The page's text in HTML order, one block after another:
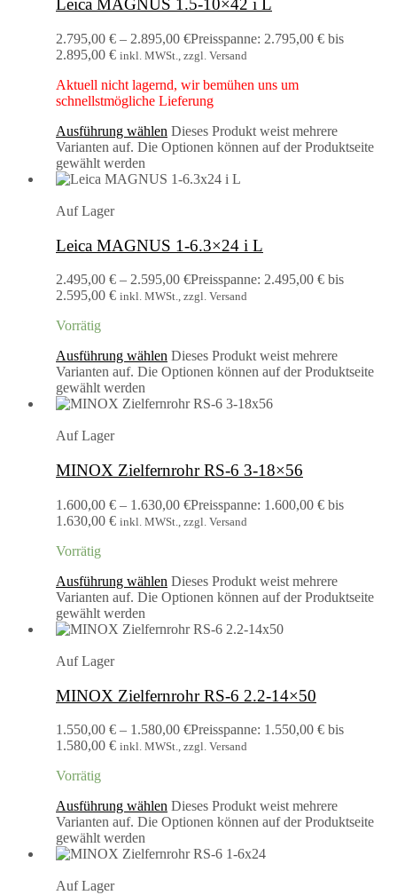
Leica MAGNUS 1.5-10×42 i L
2.795,00 € – 2.895,00 €Preisspanne: 2.795,00 € bis
2.895,00 € inkl. MWSt., zzgl. Versand
Aktuell nicht lagernd, wir bemühen uns um
schnellstmögliche Lieferung
Ausführung wählen Dieses Produkt weist mehrere
Varianten auf. Die Optionen können auf der Produktseite
gewählt werden
Auf Lager
Leica MAGNUS 1-6.3×24 i L
2.495,00 € – 2.595,00 €Preisspanne: 2.495,00 € bis
2.595,00 € inkl. MWSt., zzgl. Versand
Vorrätig
Ausführung wählen Dieses Produkt weist mehrere
Varianten auf. Die Optionen können auf der Produktseite
gewählt werden
Auf Lager
MINOX Zielfernrohr RS-6 3-18×56
1.600,00 € – 1.630,00 €Preisspanne: 1.600,00 € bis
1.630,00 € inkl. MWSt., zzgl. Versand
Vorrätig
Ausführung wählen Dieses Produkt weist mehrere
Varianten auf. Die Optionen können auf der Produktseite
gewählt werden
Auf Lager
MINOX Zielfernrohr RS-6 2.2-14×50
1.550,00 € – 1.580,00 €Preisspanne: 1.550,00 € bis
1.580,00 € inkl. MWSt., zzgl. Versand
Vorrätig
Ausführung wählen Dieses Produkt weist mehrere
Varianten auf. Die Optionen können auf der Produktseite
gewählt werden
Auf Lager